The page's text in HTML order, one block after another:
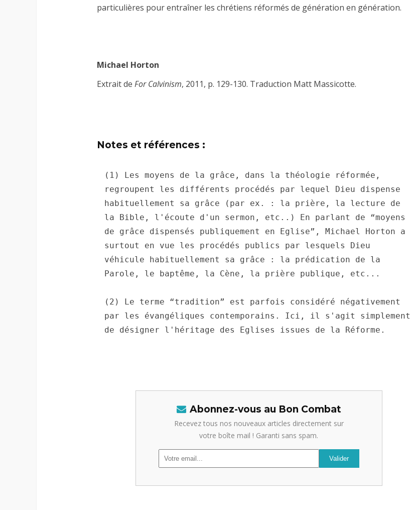
particulières pour entraîner les chrétiens réformés de génération en génération.
Michael Horton
Extrait de For Calvinism, 2011, p. 129-130. Traduction Matt Massicotte.
Notes et références :
(1) Les moyens de la grâce, dans la théologie réformée,
regroupent les différents procédés par lequel Dieu dispense
habituellement sa grâce (par ex. : la prière, la lecture de
la Bible, l'écoute d'un sermon, etc..) En parlant de “moyens
de grâce dispensés publiquement en Eglise”, Michael Horton a
surtout en vue les procédés publics par lesquels Dieu
véhicule habituellement sa grâce : la prédication de la
Parole, le baptême, la Cène, la prière publique, etc...
(2) Le terme “tradition” est parfois considéré négativement
par les évangéliques contemporains. Ici, il s'agit simplement
de désigner l'héritage des Eglises issues de la Réforme.
Abonnez-vous au Bon Combat
Recevez tous nos nouveaux articles directement sur
votre boîte mail ! Garanti sans spam.